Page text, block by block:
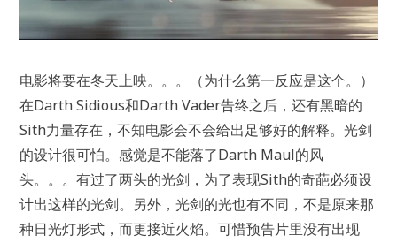
电影将要在冬天上映。。。（为什么第一反应是这个。）
在Darth Sidious和Darth Vader告终之后，还有黑暗的
Sith力量存在，不知电影会不会给出足够好的解释。光剑
的设计很可怕。感觉是不能落了Darth Maul的风
头。。。有过了两头的光剑，为了表现Sith的奇葩必须设
计出这样的光剑。另外，光剑的光也有不同，不是原来那
种日光灯形式，而更接近火焰。可惜预告片里没有出现